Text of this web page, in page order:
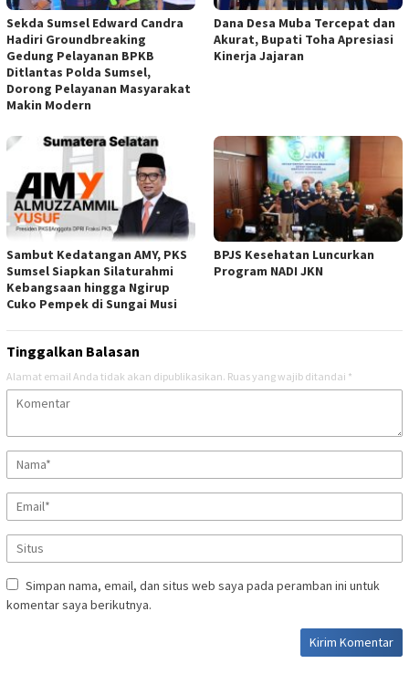
Sekda Sumsel Edward Candra
Hadiri Groundbreaking
Gedung Pelayanan BPKB
Ditlantas Polda Sumsel,
Dorong Pelayanan Masyarakat
Makin Modern
Dana Desa Muba Tercepat dan
Akurat, Bupati Toha Apresiasi
Kinerja Jajaran
Sambut Kedatangan AMY, PKS
Sumsel Siapkan Silaturahmi
Kebangsaan hingga Ngirup
Cuko Pempek di Sungai Musi
BPJS Kesehatan Luncurkan
Program NADI JKN
Tinggalkan Balasan
Alamat email Anda tidak akan dipublikasikan. Ruas yang wajib ditandai *
Simpan nama, email, dan situs web saya pada peramban ini untuk
komentar saya berikutnya.